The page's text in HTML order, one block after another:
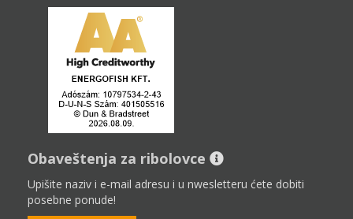
Obaveštenja za ribolovce
Upišite naziv i e-mail adresu i u nwesletteru ćete dobiti
posebne ponude!